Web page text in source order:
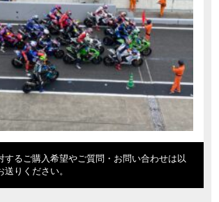
するご購入希望やご質問・お問い合わせは以
りください。